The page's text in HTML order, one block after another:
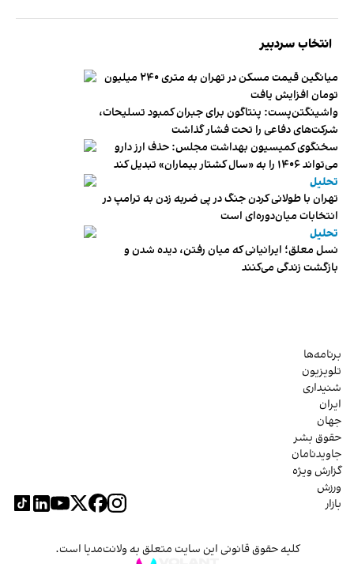
انتخاب سردبیر
میانگین قیمت مسکن در تهران به متری ۲۴۰ میلیون
تومان افزایش یافت
واشینگتن‌پست: پنتاگون برای جبران کمبود تسلیحات،
شرکت‌های دفاعی را تحت فشار گذاشت
سخنگوی کمیسیون بهداشت مجلس: حذف ارز دارو
می‌تواند ۱۴۰۶ را به «سال کشتار بیماران» تبدیل کند
تحلیل
تهران با طولانی کردن جنگ در پی ضربه زدن به ترامپ در
انتخابات میان‌دوره‌ای است
تحلیل
نسل معلق؛ ایرانیانی که میان رفتن، دیده شدن و
بازگشت زندگی می‌کنند
برنامه‌ها
تلویزیون
شنیداری
ایران
جهان
حقوق بشر
جاویدنامان
گزارش ویژه
ورزش
بازار
کلیه حقوق قانونی این سایت متعلق به ولانت‌مدیا است.